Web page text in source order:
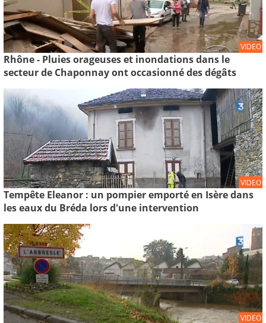
VIDEO
Rhône - Pluies orageuses et inondations dans le
secteur de Chaponnay ont occasionné des dégâts
VIDEO
Tempête Eleanor : un pompier emporté en Isère dans
les eaux du Bréda lors d'une intervention
VIDEO